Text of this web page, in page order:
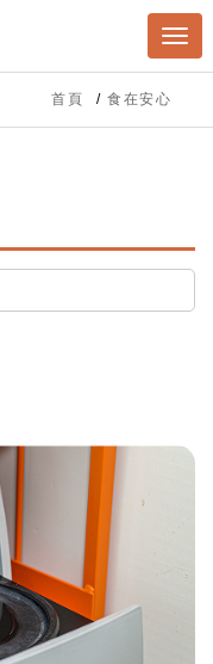
首頁 食在安心